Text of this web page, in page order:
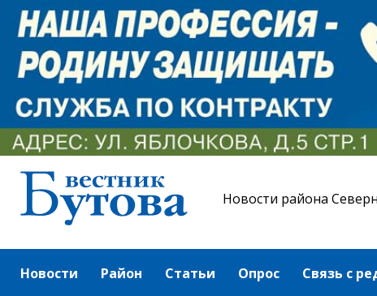
Новости района
Новости Район Статьи Опрос Связь с